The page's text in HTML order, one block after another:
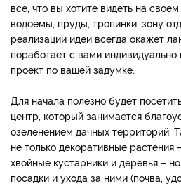
все, что вы хотите видеть на
водоемы, пруды, тропинки, зону
реализации идеи всегда окажет
поработает с вами индивидуально
проект по вашей задумке.
Для начала полезно будет
центр, который занимается
озеленением дачных территорий.
не только декоративные растения
хвойные кустарники и деревья –
посадки и ухода за ними (почва,